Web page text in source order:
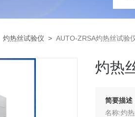
灼热丝试验仪 > AUTO-ZRSA灼热丝试验
灼热
简要描述
名称:灼